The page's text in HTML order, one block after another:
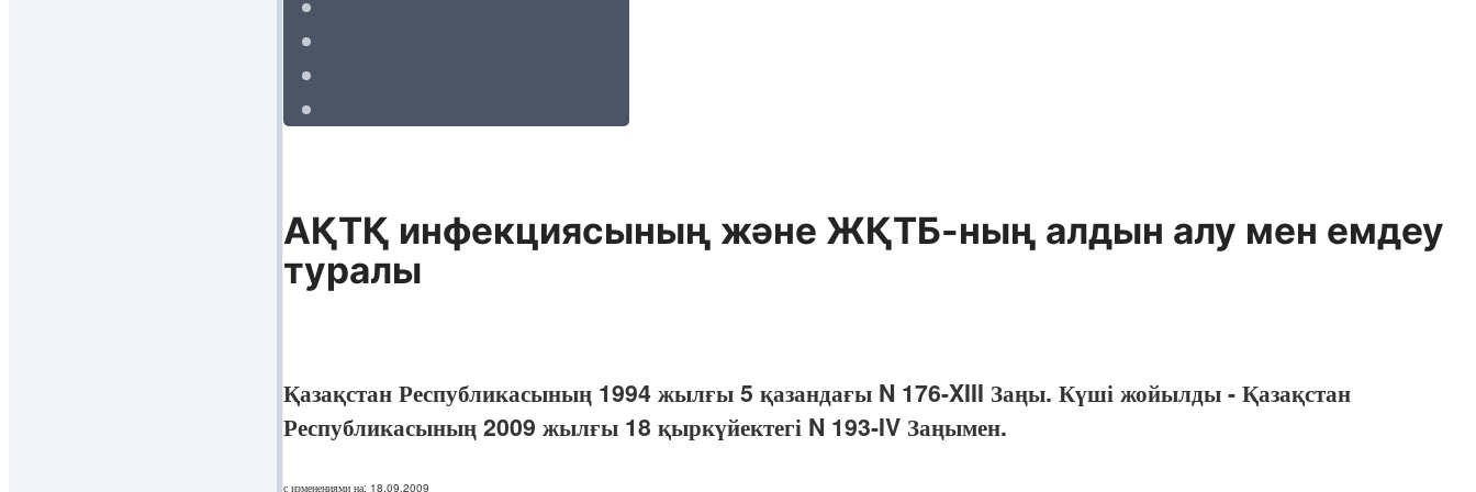
АҚТҚ инфекциясының және ЖҚТБ-ның алдын алу мен емдеу
туралы
Қазақстан Республикасының 1994 жылғы 5 қазандағы N 176-XIII Заңы. Күші жойылды - Қазақстан
Республикасының 2009 жылғы 18 қыркүйектегі N 193-IV Заңымен.
с изменениями на: 18.09.2009